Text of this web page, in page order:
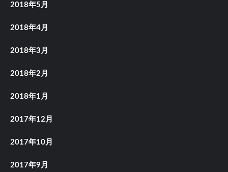
2018年5月
2018年4月
2018年3月
2018年2月
2018年1月
2017年12月
2017年10月
2017年9月